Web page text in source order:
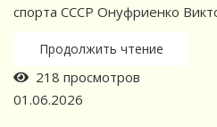
спорта СССР Онуфриенко
Продолжить чтение
218 просмотров
01.06.2026